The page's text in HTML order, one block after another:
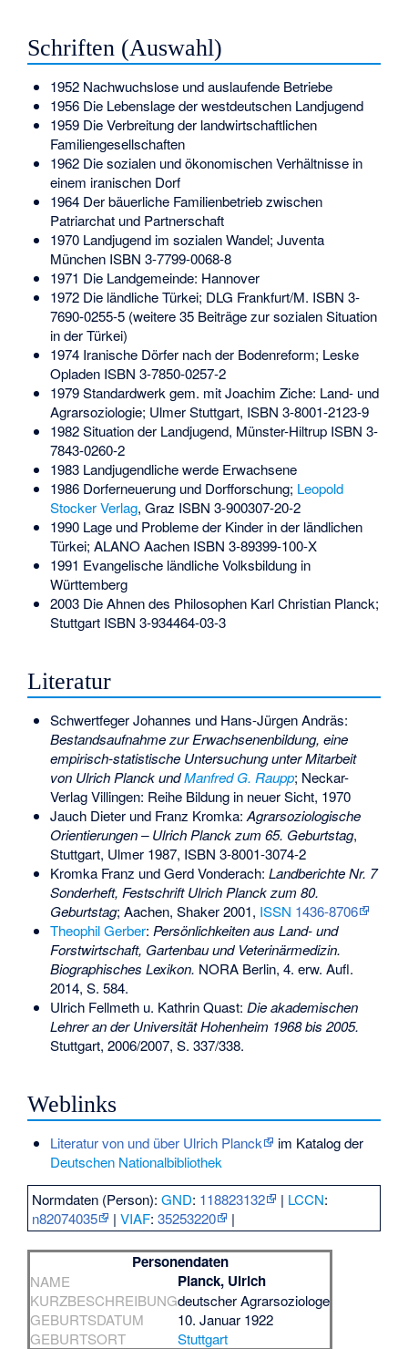
Schriften (Auswahl)
1952 Nachwuchslose und auslaufende Betriebe
1956 Die Lebenslage der westdeutschen Landjugend
1959 Die Verbreitung der landwirtschaftlichen
Familiengesellschaften
1962 Die sozialen und ökonomischen Verhältnisse in
einem iranischen Dorf
1964 Der bäuerliche Familienbetrieb zwischen
Patriarchat und Partnerschaft
1970 Landjugend im sozialen Wandel; Juventa
München ISBN 3-7799-0068-8
1971 Die Landgemeinde: Hannover
1972 Die ländliche Türkei; DLG Frankfurt/M. ISBN 3-
7690-0255-5(weitere 35 Beiträge zur sozialen Situation
in der Türkei)
1974 Iranische Dörfer nach der Bodenreform; Leske
Opladen ISBN 3-7850-0257-2
1979 Standardwerk gem. mit Joachim Ziche: Land- und
Agrarsoziologie; Ulmer Stuttgart, ISBN 3-8001-2123-9
1982 Situation der Landjugend, Münster-Hiltrup ISBN 3-
7843-0260-2
1983 Landjugendliche werde Erwachsene
1986 Dorferneuerung und Dorfforschung; Leopold
Stocker Verlag, Graz ISBN 3-900307-20-2
1990 Lage und Probleme der Kinder in der ländlichen
Türkei; ALANO Aachen ISBN 3-89399-100-X
1991 Evangelische ländliche Volksbildung in
Württemberg
2003 Die Ahnen des Philosophen Karl Christian Planck;
Stuttgart ISBN 3-934464-03-3
Literatur
Schwertfeger Johannes und Hans-Jürgen Andräs:
Bestandsaufnahme zur Erwachsenenbildung, eine
empirisch-statistische Untersuchung unter Mitarbeit
von Ulrich Planck undManfred G. Raupp; Neckar-
Verlag Villingen: Reihe Bildung in neuer Sicht, 1970
Jauch Dieter und Franz Kromka: Agrarsoziologische
Orientierungen – Ulrich Planck zum 65. Geburtstag,
Stuttgart, Ulmer 1987, ISBN 3-8001-3074-2
Kromka Franz und Gerd Vonderach: Landberichte Nr. 7
Sonderheft, Festschrift Ulrich Planck zum 80.
Geburtstag; Aachen, Shaker 2001, ISSN 1436-8706
Theophil Gerber: Persönlichkeiten aus Land- und
Forstwirtschaft, Gartenbau und Veterinärmedizin.
Biographisches Lexikon. NORA Berlin, 4. erw. Aufl.
2014, S. 584.
Ulrich Fellmeth u. Kathrin Quast: Die akademischen
Lehrer an der Universität Hohenheim 1968 bis 2005.
Stuttgart, 2006/2007, S. 337/338.
Weblinks
Literatur von und über Ulrich Planck
im Katalog der
Deutschen Nationalbibliothek
Normdaten (Person):GND: 118823132 | LCCN:
n82074035
|VIAF:35253220 |
Personendaten
NAME Planck, Ulrich
KURZBESCHREIBUNGdeutscher Agrarsoziologe
GEBURTSDATUM
10. Januar 1922
GEBURTSORT
Stuttgart